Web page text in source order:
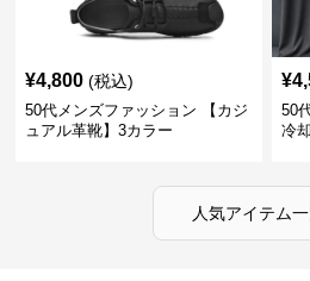
¥4,800 (税込)
50代メンズファッション 【カジ
ュアル革靴】3カラー
¥
50
冷
人気アイテム